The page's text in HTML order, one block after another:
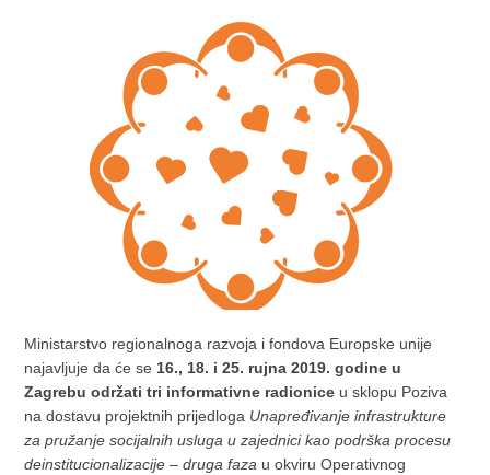
Ministarstvo regionalnoga razvoja i fondova Europske unije
najavljuje da će se 16., 18. i 25. rujna 2019. godine u
Zagrebu održati tri informativne radionice u sklopu Poziva
na dostavu projektnih prijedloga Unapređivanje infrastrukture
za pružanje socijalnih usluga u zajednici kao podrška procesu
deinstitucionalizacije – druga faza u okviru Operativnog